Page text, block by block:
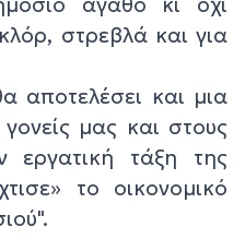
στρεβλά και για
αποτελέσει και μια
μας και στους
εργατική τάξη της
το οικονομικό